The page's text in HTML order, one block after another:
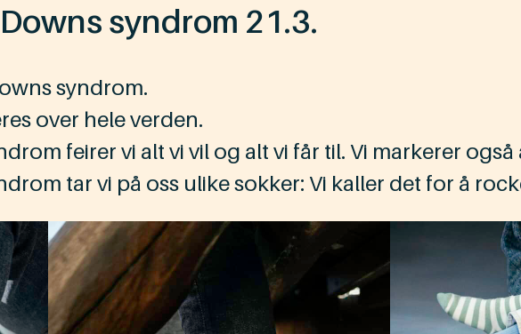
syndrom 21.3.
syndrom.​
​​over hele verden.
feirer vi alt vi vil og alt vi får til. ​Vi markerer også
tar vi på oss ulike sokker: Vi kaller det for å